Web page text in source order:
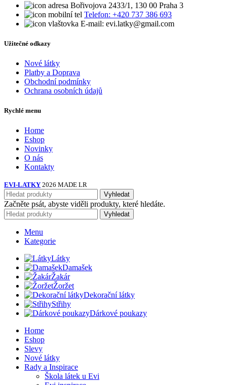
Bořivojova 2433/1, 130 00 Praha 3
Telefon: +420 737 386 693
E-mail: evi.latky@gmail.com
Užitečné odkazy
Nové látky
Platby a Doprava
Obchodní podmínky
Ochrana osobních údajů
Rychlé menu
Home
Eshop
Novinky
O nás
Kontakty
EVI-LATKY 2026 MADE LR
Vyhledat
Začněte psát, abyste viděli produkty, které hledáte.
Vyhledat
Menu
Kategorie
Látky
Damašek
Žakár
Žoržet
Dekorační látky
Střihy
Dárkové poukazy
Home
Eshop
Slevy
Nové látky
Rady a Inspirace
Škola látek u Evi